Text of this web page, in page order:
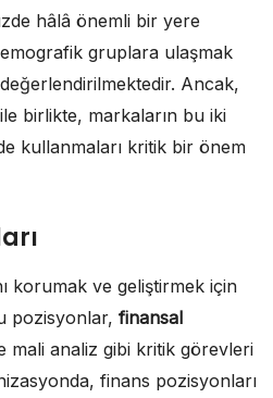
hâlâ önemli bir yere
gruplara ulaşmak
Ancak,
birlikte, markaların bu iki
kullanmaları kritik bir önem
korumak ve geliştirmek için
pozisyonlar, finansal
mali analiz gibi kritik görevleri
finans pozisyonları